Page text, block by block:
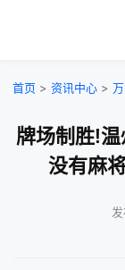
首页 > 资讯中心 >
牌场制胜!
没有麻